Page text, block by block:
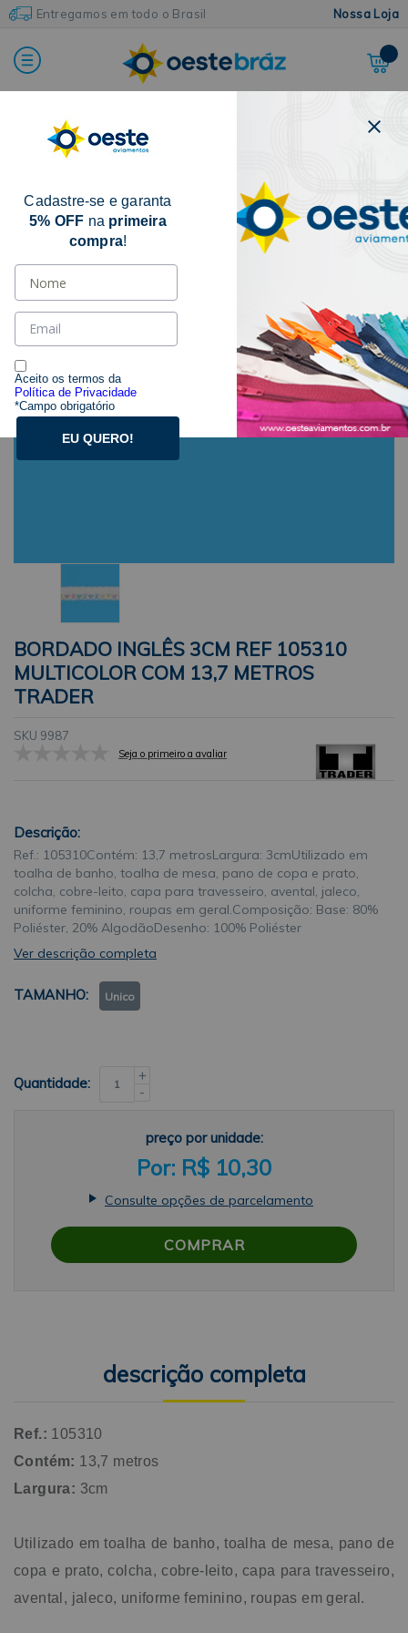
Entregamos em todo o Brasil Nossa Loja
Home Bordados e Acabamentos
BORDADO INGLÊS 3CM REF 105310
MULTICOLOR COM 13,7 METROS
TRADER
SKU 9987
Seja o primeiro a avaliar
Descrição:
Ref.: 105310Contém: 13,7 metrosLargura: 3cmUtilizado em
toalha de banho, toalha de mesa, pano de copa e prato,
colcha, cobre-leito, capa para travesseiro, avental, jaleco,
uniforme feminino, roupas em geral.Composição: Base: 80%
Poliéster, 20% AlgodãoDesenho: 100% Poliéster
Ver descrição completa
TAMANHO Unico
Quantidade:
+
-
preço por unidade:
R$ 10,30
Consulte opções de parcelamento
descrição completa
Ref.: 105310
Contém: 13,7 metros
Largura: 3cm
Utilizado em toalha de banho, toalha de mesa, pano de
copa e prato, colcha, cobre-leito, capa para travesseiro,
avental, jaleco, uniforme feminino, roupas em geral.
Cadastre-se e garanta
5% OFF na primeira
compra!
Aceito os termos da
Política de Privacidade
*Campo obrigatório
EU QUERO!